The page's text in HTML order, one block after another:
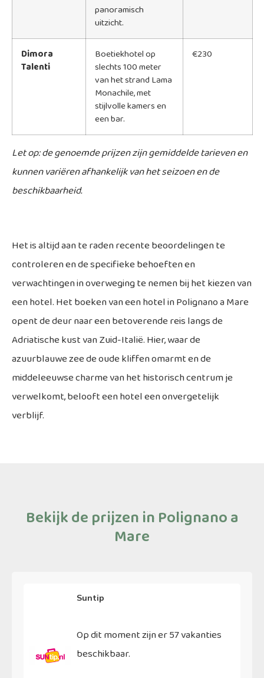
panoramisch
uitzicht.
Dimora
Talenti
Boetiekhotel op
slechts 100 meter
van het strand Lama
Monachile, met
stijlvolle kamers en
een bar.
€230
Let op: de genoemde prijzen zijn gemiddelde tarieven en
kunnen variëren afhankelijk van het seizoen en de
beschikbaarheid.
Het is altijd aan te raden recente beoordelingen te
controleren en de specifieke behoeften en
verwachtingen in overweging te nemen bij het kiezen van
een hotel. Het boeken van een hotel in Polignano a Mare
opent de deur naar een betoverende reis langs de
Adriatische kust van Zuid-Italië. Hier, waar de
azuurblauwe zee de oude kliffen omarmt en de
middeleeuwse charme van het historisch centrum je
verwelkomt, belooft een hotel een onvergetelijk
verblijf.
Bekijk de prijzen in Polignano a
Mare
Suntip
Op dit moment zijn er 57 vakanties
beschikbaar.